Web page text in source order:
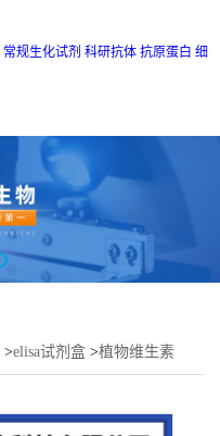
常规生化试剂 科研抗体 抗原蛋白 细
>elisa试剂盒 >植物维生素